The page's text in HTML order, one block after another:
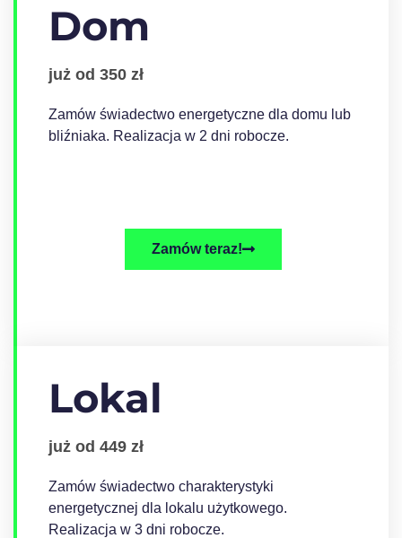
Dom
już od 350 zł
Zamów świadectwo energetyczne dla domu lub
bliźniaka. Realizacja w 2 dni robocze.
Zamów teraz!
Lokal
już od 449 zł
Zamów świadectwo charakterystyki
energetycznej dla lokalu użytkowego.
Realizacja w 3 dni robocze.